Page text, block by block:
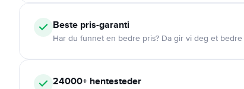
Beste pris-garanti
Har du funnet en bedre pris? Da gir vi deg et bedre
24000+ hentesteder